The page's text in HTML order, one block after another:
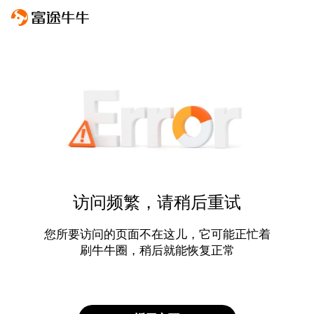
访问频繁，请稍后重试
您所要访问的页面不在这儿，它可能正忙着
刷牛牛圈，稍后就能恢复正常